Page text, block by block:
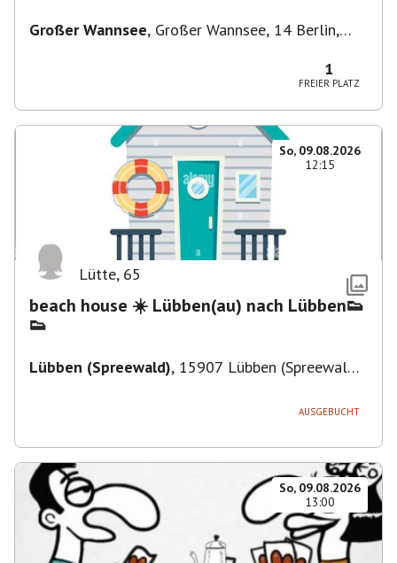
Großer Wannsee, Großer Wannsee, 14 Berlin,
1
FREIER PLATZ
So, 09.08.2026
12:15
Lütte, 65
beach house ☀️ Lübben(au) nach Lübben👟
👟
Lübben (Spreewald), 15907 Lübben (Spreewald),
AUSGEBUCHT
So, 09.08.2026
13:00